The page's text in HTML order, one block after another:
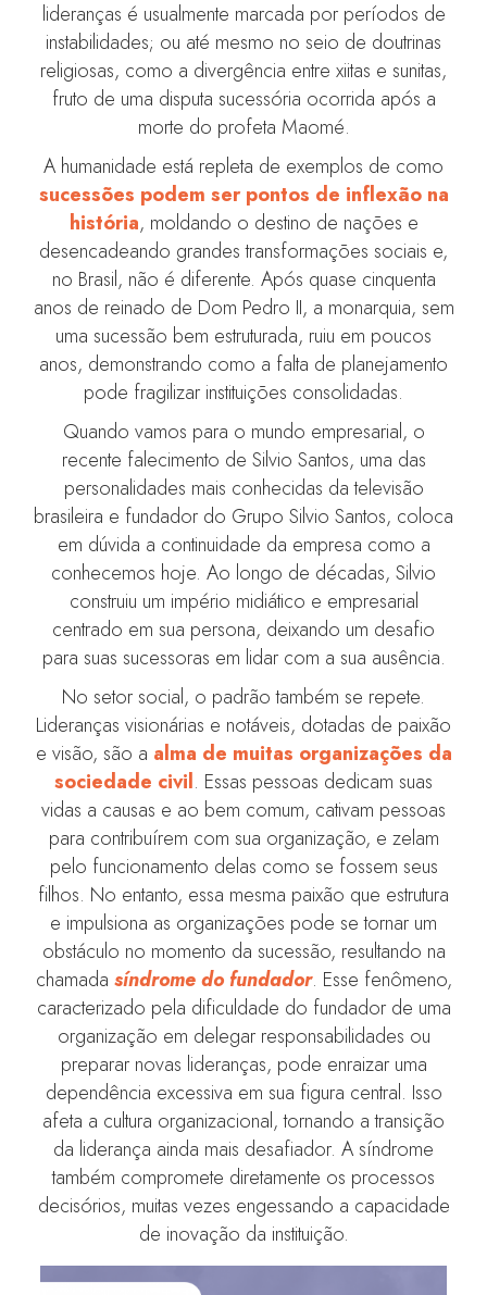
lideranças é usualmente marcada por períodos de
instabilidades; ou até mesmo no seio de doutrinas
religiosas, como a divergência entre xiitas e sunitas,
fruto de uma disputa sucessória ocorrida após a
morte do profeta Maomé.
A humanidade está repleta de exemplos de como
sucessões podem ser pontos de inflexão na
história, moldando o destino de nações e
desencadeando grandes transformações sociais e,
no Brasil, não é diferente. Após quase cinquenta
anos de reinado de Dom Pedro II, a monarquia, sem
uma sucessão bem estruturada, ruiu em poucos
anos, demonstrando como a falta de planejamento
pode fragilizar instituições consolidadas.
Quando vamos para o mundo empresarial, o
recente falecimento de Silvio Santos, uma das
personalidades mais conhecidas da televisão
brasileira e fundador do Grupo Silvio Santos, coloca
em dúvida a continuidade da empresa como a
conhecemos hoje. Ao longo de décadas, Silvio
construiu um império midiático e empresarial
centrado em sua persona, deixando um desafio
para suas sucessoras em lidar com a sua ausência.
No setor social, o padrão também se repete.
Lideranças visionárias e notáveis, dotadas de paixão
e visão, são a alma de muitas organizações da
sociedade civil. Essas pessoas dedicam suas
vidas a causas e ao bem comum, cativam pessoas
para contribuírem com sua organização, e zelam
pelo funcionamento delas como se fossem seus
filhos. No entanto, essa mesma paixão que estrutura
e impulsiona as organizações pode se tornar um
obstáculo no momento da sucessão, resultando na
chamada síndrome do fundador. Esse fenômeno,
caracterizado pela dificuldade do fundador de uma
organização em delegar responsabilidades ou
preparar novas lideranças, pode enraizar uma
dependência excessiva em sua figura central. Isso
afeta a cultura organizacional, tornando a transição
da liderança ainda mais desafiador. A síndrome
também compromete diretamente os processos
decisórios, muitas vezes engessando a capacidade
de inovação da instituição.